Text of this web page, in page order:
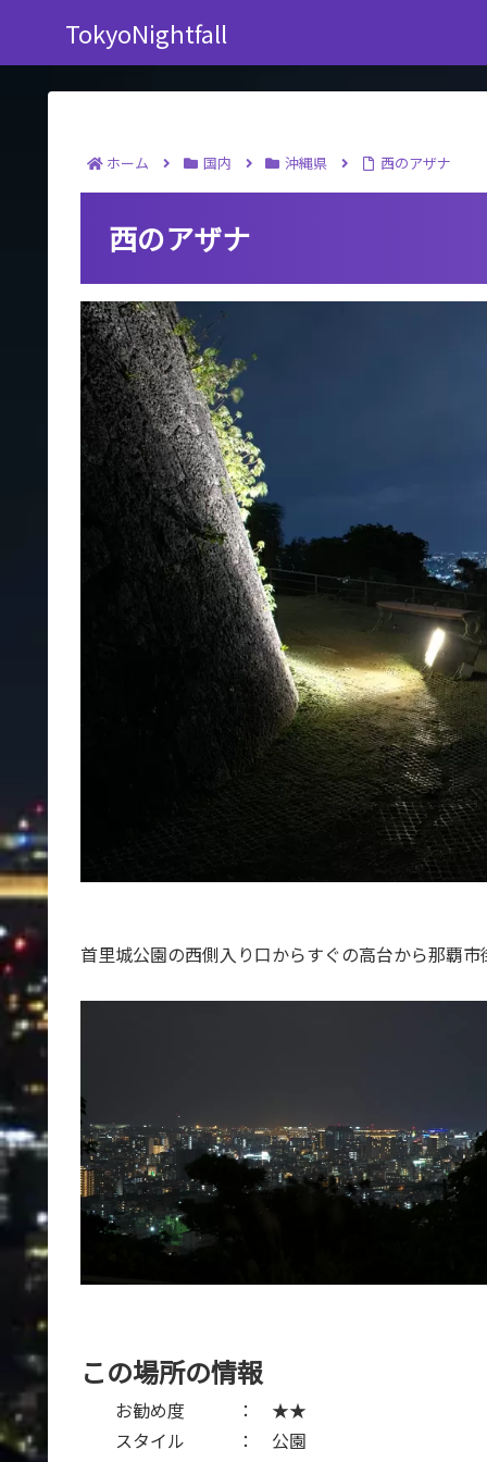
TokyoNightfall
ホーム 国内 沖縄県 西のアザナ
西のアザナ
首里城公園の西側入り口からすぐの高台から那覇
この場所の情報
お勧め度 ： ★★
スタイル ： 公園